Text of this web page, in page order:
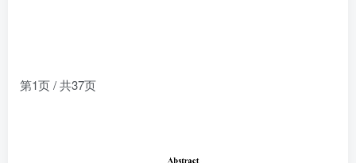
第1页 / 共37页